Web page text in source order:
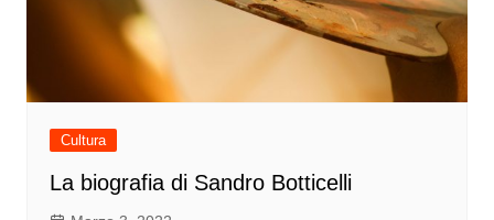
Cultura
La biografia di Sandro Botticelli